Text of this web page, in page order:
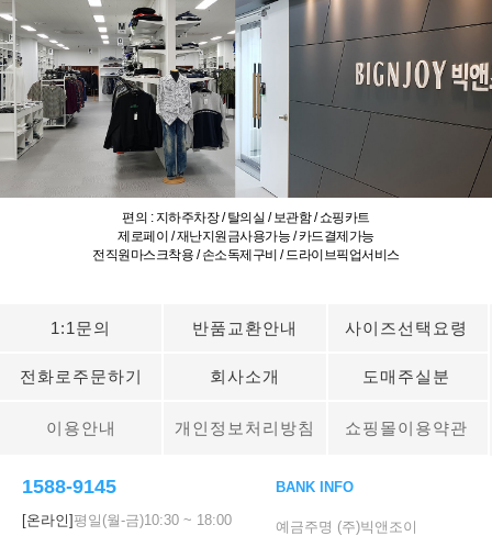
편의 : 지하주차장 / 탈의실 / 보관함 / 쇼핑카트
제로페이 / 재난지원금사용가능 / 카드결제가능
전직원마스크착용 / 손소독제구비 / 드라이브픽업서비스
1:1문의 반품교환안내 사이즈선택요령
전화로주문하기 회사소개 도매주실분
이용안내 개인정보처리방침 쇼핑몰이용약관
1588-9145
[온라인]평일(월-금)10:30 ~ 18:00
BANK INFO
예금주명 (주)빅앤조이